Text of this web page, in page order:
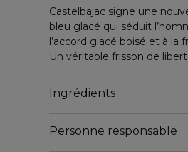
Castelbajac signe une
bleu glacé qui séduit
l’accord glacé boisé et à la
Un véritable frisson de
Ingrédients
Personne responsable